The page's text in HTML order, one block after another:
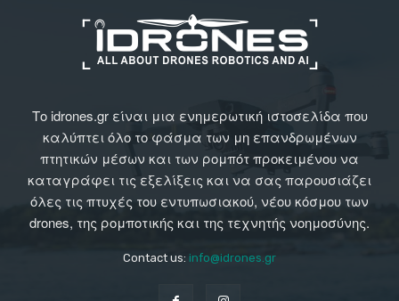
Το idrones.gr είναι μια ενημερωτική ιστοσελίδα που
καλύπτει όλο το φάσμα των μη επανδρωμένων
πτητικών μέσων και των ρομπότ προκειμένου να
καταγράφει τις εξελίξεις και να σας παρουσιάζει
όλες τις πτυχές του εντυπωσιακού, νέου κόσμου των
drones, της ρομποτικής και της τεχνητής νοημοσύνης.
Contact us: info@idrones.gr